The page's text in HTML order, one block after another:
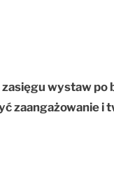
wystaw po
zaangażowanie i